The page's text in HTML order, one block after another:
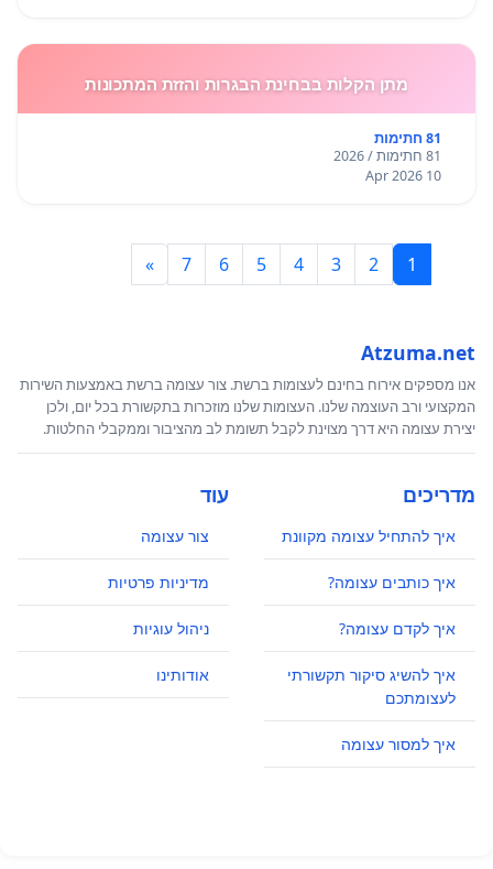
מתן הקלות בבחינת הבגרות והזזת המתכונות
81 חתימות
81 חתימות / 2026
10 Apr 2026
1
2
3
4
5
6
7
»
Atzuma.net
אנו מספקים אירוח בחינם לעצומות ברשת. צור עצומה ברשת באמצעות השירות
המקצועי ורב העוצמה שלנו. העצומות שלנו מוזכרות בתקשורת בכל יום, ולכן
יצירת עצומה היא דרך מצוינת לקבל תשומת לב מהציבור וממקבלי החלטות.
מדריכים
איך להתחיל עצומה מקוונת
איך כותבים עצומה?
איך לקדם עצומה?
איך להשיג סיקור תקשורתי
לעצומתכם
איך למסור עצומה
עוד
צור עצומה
מדיניות פרטיות
ניהול עוגיות
אודותינו